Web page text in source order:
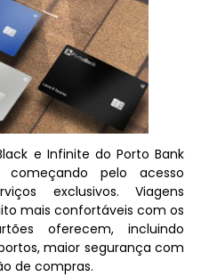
e Infinite do Porto Bank
começando pelo acesso
exclusivos. Viagens
mais confortáveis com os
oferecem, incluindo
maior segurança com
de compras.